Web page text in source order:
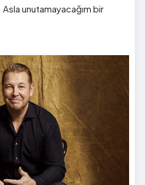
Asla unutamayacağım bir